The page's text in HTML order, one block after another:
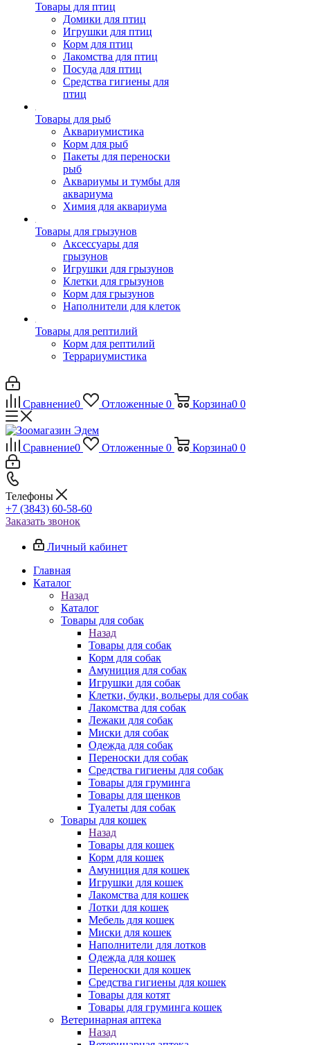
Товары для птиц
Домики для птиц
Игрушки для птиц
Корм для птиц
Лакомства для птиц
Посуда для птиц
Средства гигиены для
птиц
Товары для рыб
Аквариумистика
Корм для рыб
Пакеты для переноски
рыб
Аквариумы и тумбы для
аквариума
Химия для аквариума
Товары для грызунов
Аксессуары для
грызунов
Игрушки для грызунов
Клетки для грызунов
Корм для грызунов
Наполнители для клеток
Товары для рептилий
Корм для рептилий
Террариумистика
Сравнение0 Отложенные 0 Корзина0 0
Сравнение0 Отложенные 0 Корзина0 0
Телефоны
+7 (3843) 60-58-60
Заказать звонок
Личный кабинет
Главная
Каталог
Назад
Каталог
Товары для собак
Назад
Товары для собак
Корм для собак
Амуниция для собак
Игрушки для собак
Клетки, будки, вольеры для собак
Лакомства для собак
Лежаки для собак
Миски для собак
Одежда для собак
Переноски для собак
Средства гигиены для собак
Товары для груминга
Товары для щенков
Туалеты для собак
Товары для кошек
Назад
Товары для кошек
Корм для кошек
Амуниция для кошек
Игрушки для кошек
Лакомства для кошек
Лотки для кошек
Мебель для кошек
Миски для кошек
Наполнители для лотков
Одежда для кошек
Переноски для кошек
Средства гигиены для кошек
Товары для котят
Товары для груминга кошек
Ветеринарная аптека
Назад